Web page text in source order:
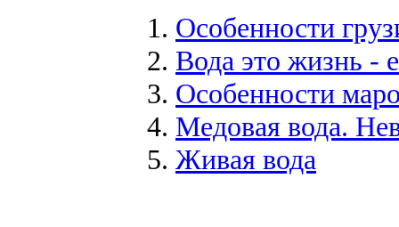
Особенности
Вода это жизнь -
Особенности
Медовая вода.
Живая вода